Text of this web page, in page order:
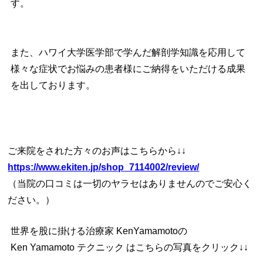
す。
また、ハワイ大学医学部で学んだ解剖学知識を応用して
様々な症状でお悩みの患者様にご納得をいただける成果
を出しております。
ご来院をされた方々のお声はこちらから↓↓
https://www.ekiten.jp/shop_7114002/review/
（当院の口コミは一切のヤラセはありませんのでご安心く
ださい。）
世界を股に掛ける治療家 KenYamamotoの
Ken Yamamoto テクニック はこちらの写真をクリック↓↓